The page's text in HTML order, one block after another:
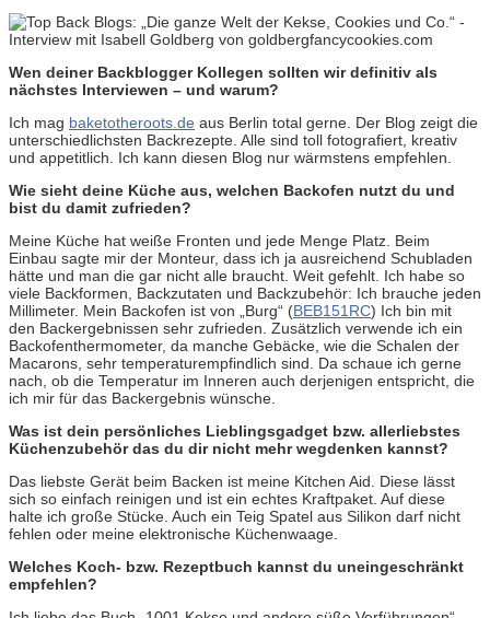
Wen deiner Backblogger Kollegen sollten wir definitiv als
nächstes Interviewen – und warum?
Ich mag baketotheroots.de aus Berlin total gerne. Der Blog zeigt die
unterschiedlichsten Backrezepte. Alle sind toll fotografiert, kreativ
und appetitlich. Ich kann diesen Blog nur wärmstens empfehlen.
Wie sieht deine Küche aus, welchen Backofen nutzt du und
bist du damit zufrieden?
Meine Küche hat weiße Fronten und jede Menge Platz. Beim
Einbau sagte mir der Monteur, dass ich ja ausreichend Schubladen
hätte und man die gar nicht alle braucht. Weit gefehlt. Ich habe so
viele Backformen, Backzutaten und Backzubehör: Ich brauche jeden
Millimeter. Mein Backofen ist von „Burg“ (BEB151RC) Ich bin mit
den Backergebnissen sehr zufrieden. Zusätzlich verwende ich ein
Backofenthermometer, da manche Gebäcke, wie die Schalen der
Macarons, sehr temperaturempfindlich sind. Da schaue ich gerne
nach, ob die Temperatur im Inneren auch derjenigen entspricht, die
ich mir für das Backergebnis wünsche.
Was ist dein persönliches Lieblingsgadget bzw. allerliebstes
Küchenzubehör das du dir nicht mehr wegdenken kannst?
Das liebste Gerät beim Backen ist meine Kitchen Aid. Diese lässt
sich so einfach reinigen und ist ein echtes Kraftpaket. Auf diese
halte ich große Stücke. Auch ein Teig Spatel aus Silikon darf nicht
fehlen oder meine elektronische Küchenwaage.
Welches Koch- bzw. Rezeptbuch kannst du uneingeschränkt
empfehlen?